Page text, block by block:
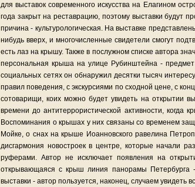
для выставок современного искусства на Елагином
года закрыт на реставрацию, поэтому выставки будут
причина - культурологическая. На выставке
нибудь вверх, и многочисленные свидетели смогут
есть лаз на крышу. Также в послужном списке автора
персональная крыша на улице Рубинштейна - предмет
социальных сетях он обнаружил десятки тысяч
правил поведения, с экскурсиями по сходной цене, с
сотоварищи, коих можно будет увидеть на открытии
времени до антитеррористической активности,
Воспоминания о крышах у них связаны со временем
Мойке, о снах на крыше Иоанновского равелина
дисгармония новостроек в центре, которые начали
руферами. Автор не исключает появления на
открывающаяся с крыш линия панорамы Петербурга
выставки - автор пользуется, наконец, случаем увидеть